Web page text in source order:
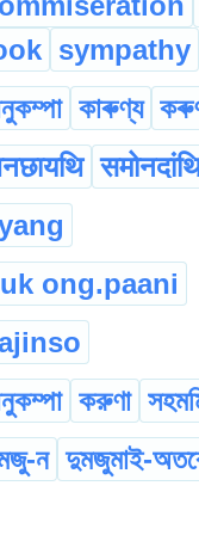
sympathy
কাৰুণ্য
ong.paani
করুণা
ন দুমজুমাই-